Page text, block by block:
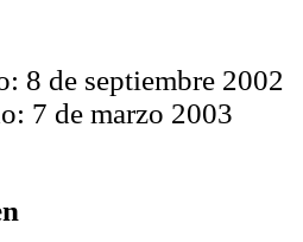
8 de septiembre 2002
7 de marzo 2003